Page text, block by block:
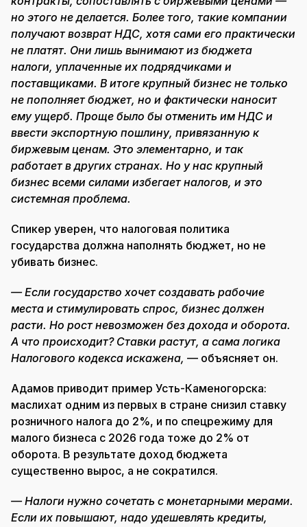
но этого не делается. Более того, такие компании
получают возврат НДС, хотя сами его практически
не платят. Они лишь вынимают из бюджета
налоги, уплаченные их подрядчиками и
поставщиками. В итоге крупный бизнес не только
не пополняет бюджет, но и фактически наносит
ему ущерб. Проще было бы отменить им НДС и
ввести экспортную пошлину, привязанную к
биржевым ценам. Это элементарно, и так
работает в других странах. Но у нас крупный
бизнес всеми силами избегает налогов, и это
системная проблема.
Спикер уверен, что налоговая политика
государства должна наполнять бюджет, но не
убивать бизнес.
— Если государство хочет создавать рабочие
места и стимулировать спрос, бизнес должен
расти. Но рост невозможен без дохода и оборота.
А что происходит? Ставки растут, а сама логика
Налогового кодекса искажена, — объясняет он.
Адамов приводит пример Усть-Каменогорска:
маслихат одним из первых в стране снизил ставку
розничного налога до 2%, и по спецрежиму для
малого бизнеса с 2026 года тоже до 2% от
оборота. В результате доход бюджета
существенно вырос, а не сократился.
— Налоги нужно сочетать с монетарными мерами.
Если их повышают, надо удешевлять кредиты,